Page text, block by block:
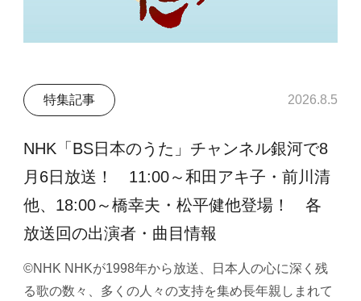
特集記事 2026.8.5
NHK「BS日本のうた」チャンネル銀河で8
月6日放送！ 11:00～和田アキ子・前川清
他、18:00～橋幸夫・松平健他登場！ 各
放送回の出演者・曲目情報
©NHK NHKが1998年から放送、日本人の心に深く残
る歌の数々、多くの人々の支持を集め長年親しまれて